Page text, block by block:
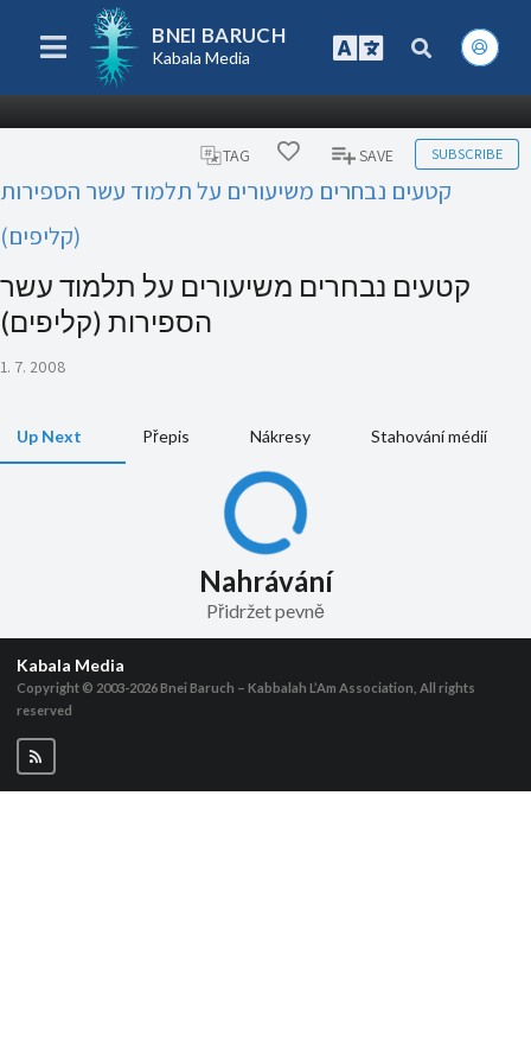
BNEI BARUCH
Kabala Media
TAG SAVE SUBSCRIBE
קטעים נבחרים משיעורים על תלמוד עשר הספירות
(קליפים)
קטעים נבחרים משיעורים על תלמוד עשר
הספירות (קליפים)
1. 7. 2008
Up Next Přepis Nákresy Stahování médií
Nahrávání
Přidržet pevně
Kabala Media
Copyright © 2003-2026Bnei Baruch – Kabbalah L’Am Association, All rights
reserved